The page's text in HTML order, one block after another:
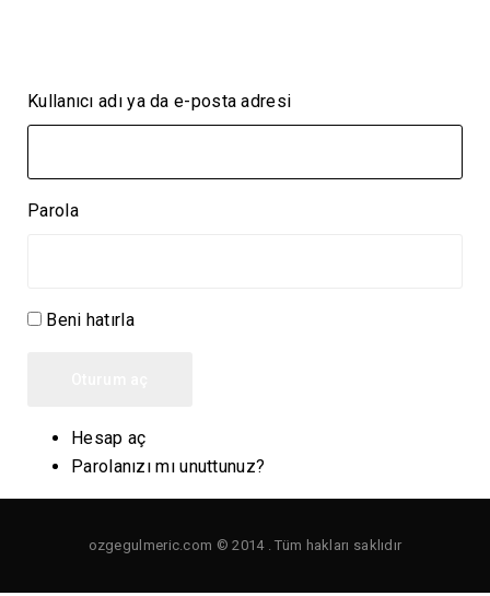
Kullanıcı adı ya da e-posta adresi
Parola
Beni hatırla
Hesap aç
Parolanızı mı unuttunuz?
ozgegulmeric.com © 2014 . Tüm hakları saklıdır